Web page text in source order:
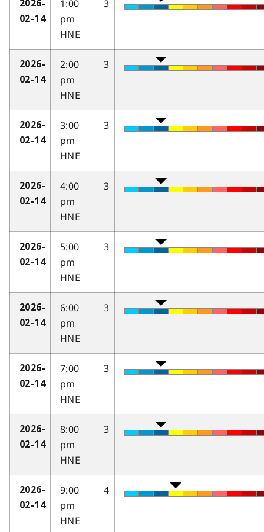
2026-
02-14
1:00
pm
HNE
3
2026-
02-14
2:00
pm
HNE
3
2026-
02-14
3:00
pm
HNE
3
2026-
02-14
4:00
pm
HNE
3
2026-
02-14
5:00
pm
HNE
3
2026-
02-14
6:00
pm
HNE
3
2026-
02-14
7:00
pm
HNE
3
2026-
02-14
8:00
pm
HNE
3
2026-
02-14
9:00
pm
HNE
4